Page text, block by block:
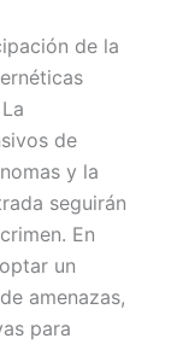
de la
de
y la
seguirán
En
un
amenazas,
para